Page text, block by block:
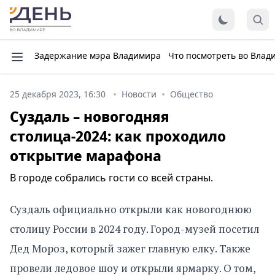
Задержание мэра Владимира Что посмотреть во
25 декабря 2023, 16:30 Новости Общество
Суздаль – новогодняя
столица-2024: как проходило
открытие марафона
В городе собрались гости со всей страны.
Суздаль официально открыли как новогоднюю
столицу России в 2024 году. Город-музей посетил
Дед Мороз, который зажег главную елку. Также
провели ледовое шоу и открыли ярмарку. О том,